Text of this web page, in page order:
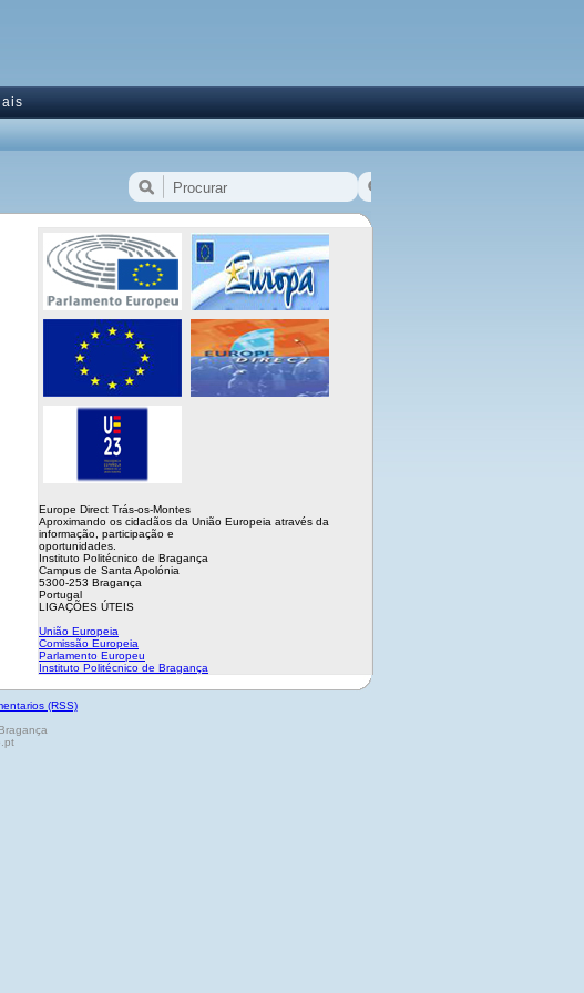
Europe Direct Trás-os-Montes
Aproximando os cidadãos da União Europeia através da
informação, participação e
oportunidades.
Instituto Politécnico de Bragança
Campus de Santa Apolónia
5300-253 Bragança
Portugal
LIGAÇÕES ÚTEIS
União Europeia
Comissão Europeia
Parlamento Europeu
Instituto Politécnico de Bragança
(RSS)